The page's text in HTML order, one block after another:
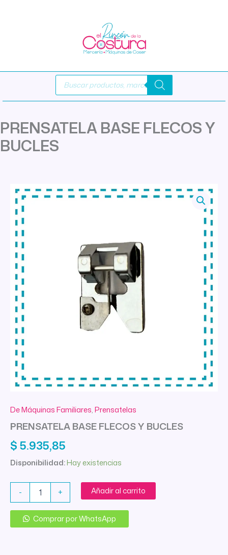
Búsqueda
productos
PRENSATELA BASE FLECOS Y
BUCLES
De Máquinas Familiares,Prensatelas
PRENSATELA BASE FLECOS Y BUCLES
$5.935,85
Disponibilidad:Hay existencias
-
BASE
BUCLES
+ Añadir al carrito
Comprar por WhatsApp